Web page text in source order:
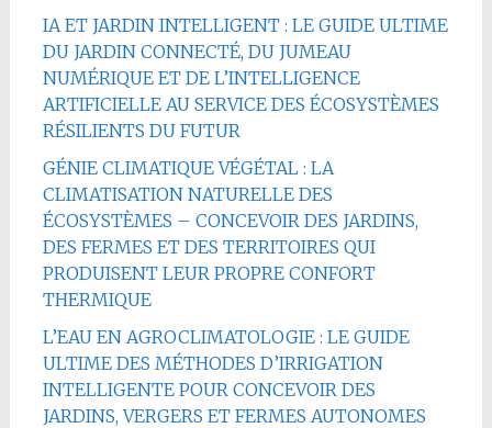
IA ET JARDIN INTELLIGENT : LE GUIDE ULTIME
DU JARDIN CONNECTÉ, DU JUMEAU
NUMÉRIQUE ET DE L’INTELLIGENCE
ARTIFICIELLE AU SERVICE DES ÉCOSYSTÈMES
RÉSILIENTS DU FUTUR
GÉNIE CLIMATIQUE VÉGÉTAL : LA
CLIMATISATION NATURELLE DES
ÉCOSYSTÈMES – CONCEVOIR DES JARDINS,
DES FERMES ET DES TERRITOIRES QUI
PRODUISENT LEUR PROPRE CONFORT
THERMIQUE
L’EAU EN AGROCLIMATOLOGIE : LE GUIDE
ULTIME DES MÉTHODES D’IRRIGATION
INTELLIGENTE POUR CONCEVOIR DES
JARDINS, VERGERS ET FERMES AUTONOMES